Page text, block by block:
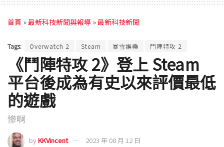
首頁 »最新科技新聞與報導 »最新科技新聞
Tags: Overwatch 2 Steam 暴雪娛樂 鬥陣特攻 2
《鬥陣特攻 2》登上 Steam
平台後成為有史以來評價最低
的遊戲
慘啊
byKKVincent 2023 年 08 月 12 日